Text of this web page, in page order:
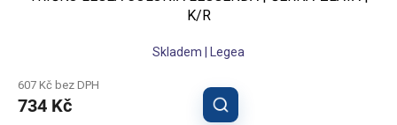
K/R
Skladem | Legea
607 Kč bez DPH
734 Kč